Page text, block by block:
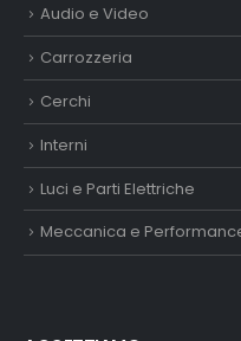
Audio e Video
Carrozzeria
Cerchi
Interni
Luci e Parti Elettriche
Meccanica e